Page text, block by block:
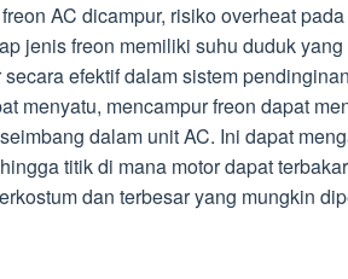
AC dicampur, risiko overheat
jenis freon memiliki suhu duduk
efektif dalam sistem
menyatu, mencampur freon dapat
dalam unit AC. Ini dapat
titik di mana motor dapat
dan terbesar yang mungkin